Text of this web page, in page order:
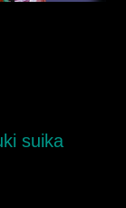
suika